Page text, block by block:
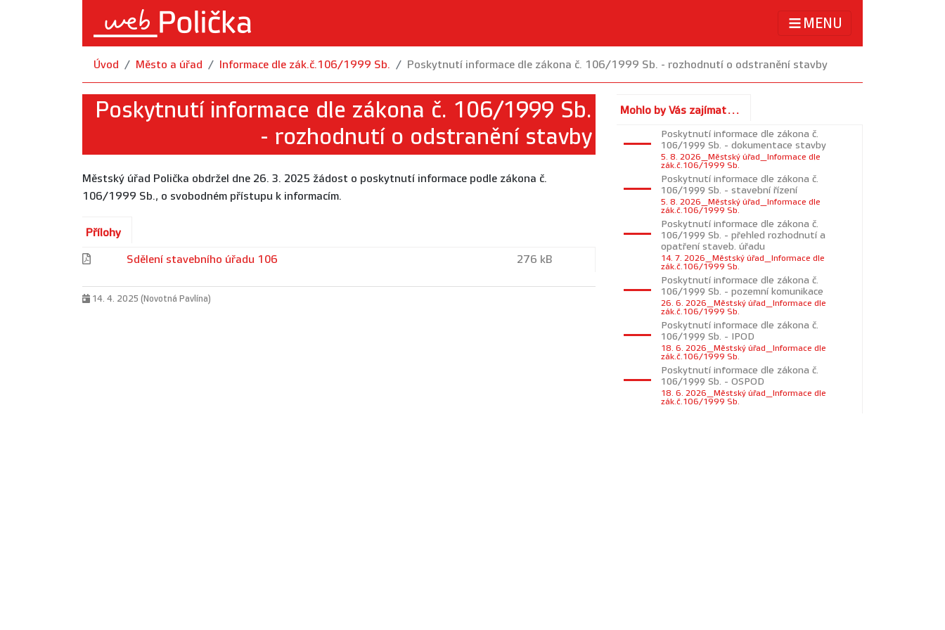
MENU
Úvod Město a úřad Informace dle zák.č.106/1999 Sb. Poskytnutí informace dle zákona č. 106/1999 Sb. - rozhodnutí o odstranění stavby
Poskytnutí informace dle zákona č. 106/1999 Sb.
- rozhodnutí o odstranění stavby
Městský úřad Polička obdržel dne 26. 3. 2025 žádost o poskytnutí informace podle zákona č.
106/1999 Sb., o svobodném přístupu k informacím.
Přílohy
Sdělení stavebního úřadu 106
276 kB
14. 4. 2025 (Novotná Pavlína)
Mohlo by Vás zajímat...
Poskytnutí informace dle zákona č.
106/1999 Sb. - dokumentace stavby
5. 8. 2026_Městský úřad_Informace dle
zák.č.106/1999 Sb.
Poskytnutí informace dle zákona č.
106/1999 Sb. - stavební řízení
5. 8. 2026_Městský úřad_Informace dle
zák.č.106/1999 Sb.
Poskytnutí informace dle zákona č.
106/1999 Sb. - přehled rozhodnutí a
opatření staveb. úřadu
14. 7. 2026_Městský úřad_Informace dle
zák.č.106/1999 Sb.
Poskytnutí informace dle zákona č.
106/1999 Sb. - pozemní komunikace
26. 6. 2026_Městský úřad_Informace dle
zák.č.106/1999 Sb.
Poskytnutí informace dle zákona č.
106/1999 Sb. - IPOD
18. 6. 2026_Městský úřad_Informace dle
zák.č.106/1999 Sb.
Poskytnutí informace dle zákona č.
106/1999 Sb. - OSPOD
18. 6. 2026_Městský úřad_Informace dle
zák.č.106/1999 Sb.